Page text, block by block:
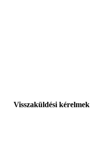
Visszaküldési kérelmek